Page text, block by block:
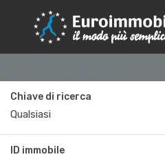
Chiave di ricerca
ID immobile